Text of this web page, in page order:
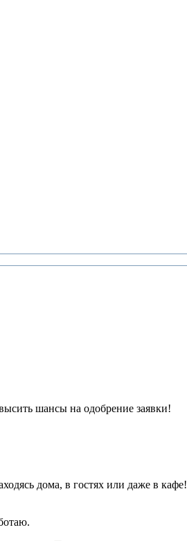
шансы на одобрение заявки!
дома, в гостях или даже в кафе!